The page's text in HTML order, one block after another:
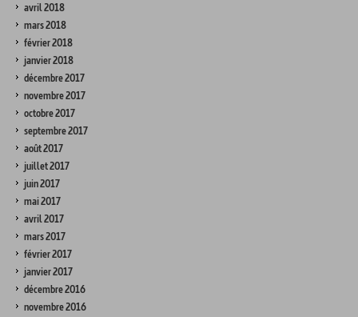
avril 2018
mars 2018
février 2018
janvier 2018
décembre 2017
novembre 2017
octobre 2017
septembre 2017
août 2017
juillet 2017
juin 2017
mai 2017
avril 2017
mars 2017
février 2017
janvier 2017
décembre 2016
novembre 2016